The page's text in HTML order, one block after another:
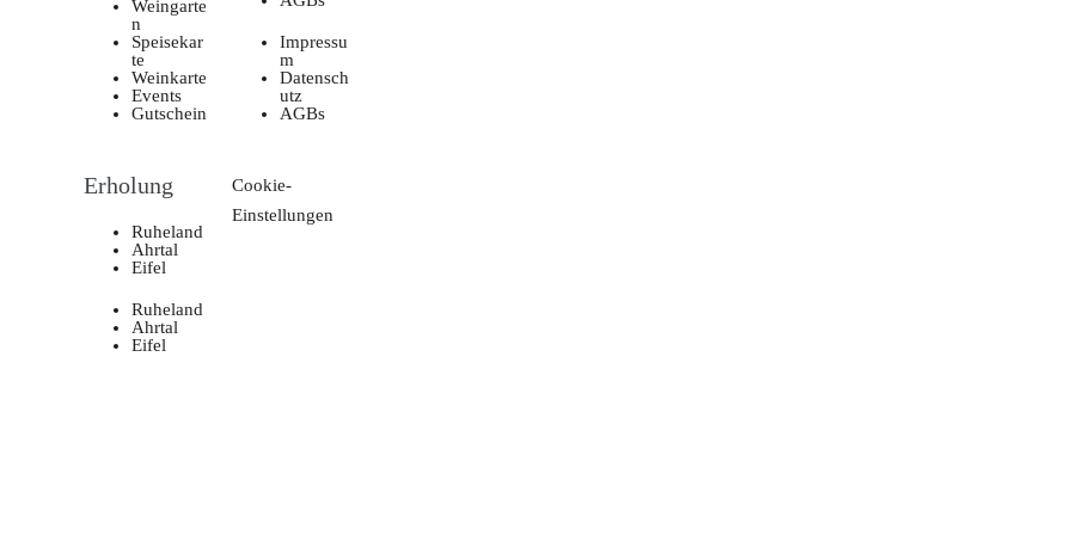
Weingarte
n
Speisekar
te
Weinkarte
Events
Gutschein
Erholung
Ruheland
Ahrtal
Eifel
Ruheland
Ahrtal
Eifel
Impressu
m
Datensch
utz
AGBs
Cookie-
Einstellungen